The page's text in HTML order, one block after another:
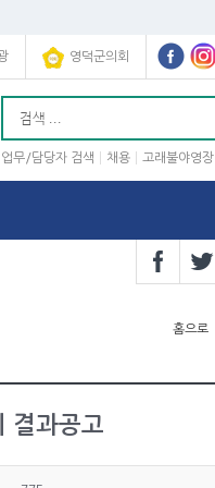
영덕군의회
업무/담당자 검색 채용 고래불야영장
홈으로
결과공고